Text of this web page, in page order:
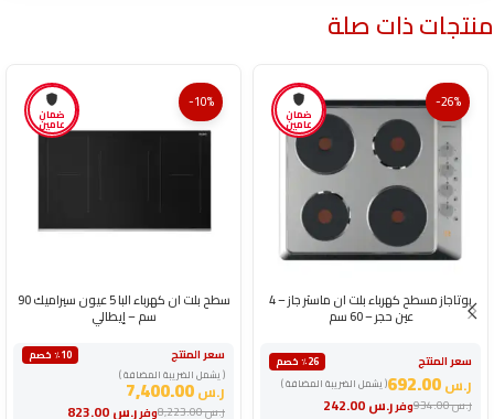
منتجات ذات صلة
ضمان
عامين
-26%
بوتاجاز مسطح كهرباء بلت ان ماستر جاز – 4
عين حجر – 60 سم
سعر المنتج
٪26 خصم
( يشمل الضريبة المضافة )
ر.س
وفرر.س ر.س934.00
ضمان
عامين
-10%
سطح بلت ان كهرباء البا 5 عيون سيراميك 90
سم – إيطالي
سعر المنتج
٪10 خصم
( يشمل الضريبة المضافة )
ر.س7,400.00
وفرر.س ر.س8,223.00